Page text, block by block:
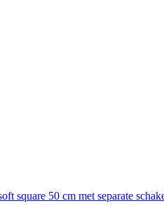
square 50 cm met separate